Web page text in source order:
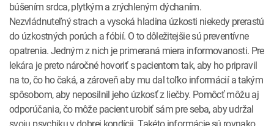
búšením srdca, plytkým a zrýchleným dýchaním.
Nezvládnuteľný strach a vysoká hladina úzkosti niekedy prerastú
do úzkostných porúch a fóbií. O to dôležitejšie sú preventívne
opatrenia. Jedným z nich je primeraná miera informovanosti. Pre
lekára je preto náročné hovoriť s pacientom tak, aby ho pripravil
na to, čo ho čaká, a zároveň aby mu dal toľko informácií a takým
spôsobom, aby neposilnil jeho úzkosť z liečby. Pomôcť môžu aj
odporúčania, čo môže pacient urobiť sám pre seba, aby udržal